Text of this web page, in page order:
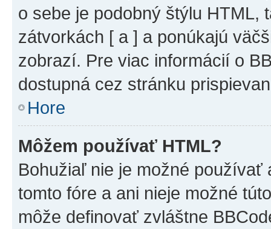
o sebe je podobný štýlu HTML,
zátvorkách [ a ] a ponúkajú
zobrazí. Pre viac informácií o
dostupná cez stránku
Hore
Môžem používať HTML?
Bohužiaľ nie je možné
tomto fóre a ani nieje možné
môže definovať zvláštne